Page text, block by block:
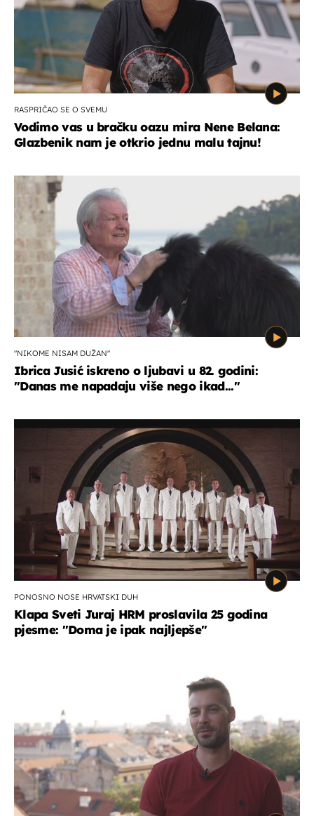
RASPRIČAO SE O SVEMU
Vodimo vas u bračku oazu mira Nene Belana:
Glazbenik nam je otkrio jednu malu tajnu!
"NIKOME NISAM DUŽAN"
Ibrica Jusić iskreno o ljubavi u 82. godini:
"Danas me napadaju više nego ikad..."
PONOSNO NOSE HRVATSKI DUH
Klapa Sveti Juraj HRM proslavila 25 godina
pjesme: "Doma je ipak najljepše"